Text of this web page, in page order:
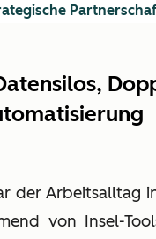
der Arbeitsalltag
von Insel-